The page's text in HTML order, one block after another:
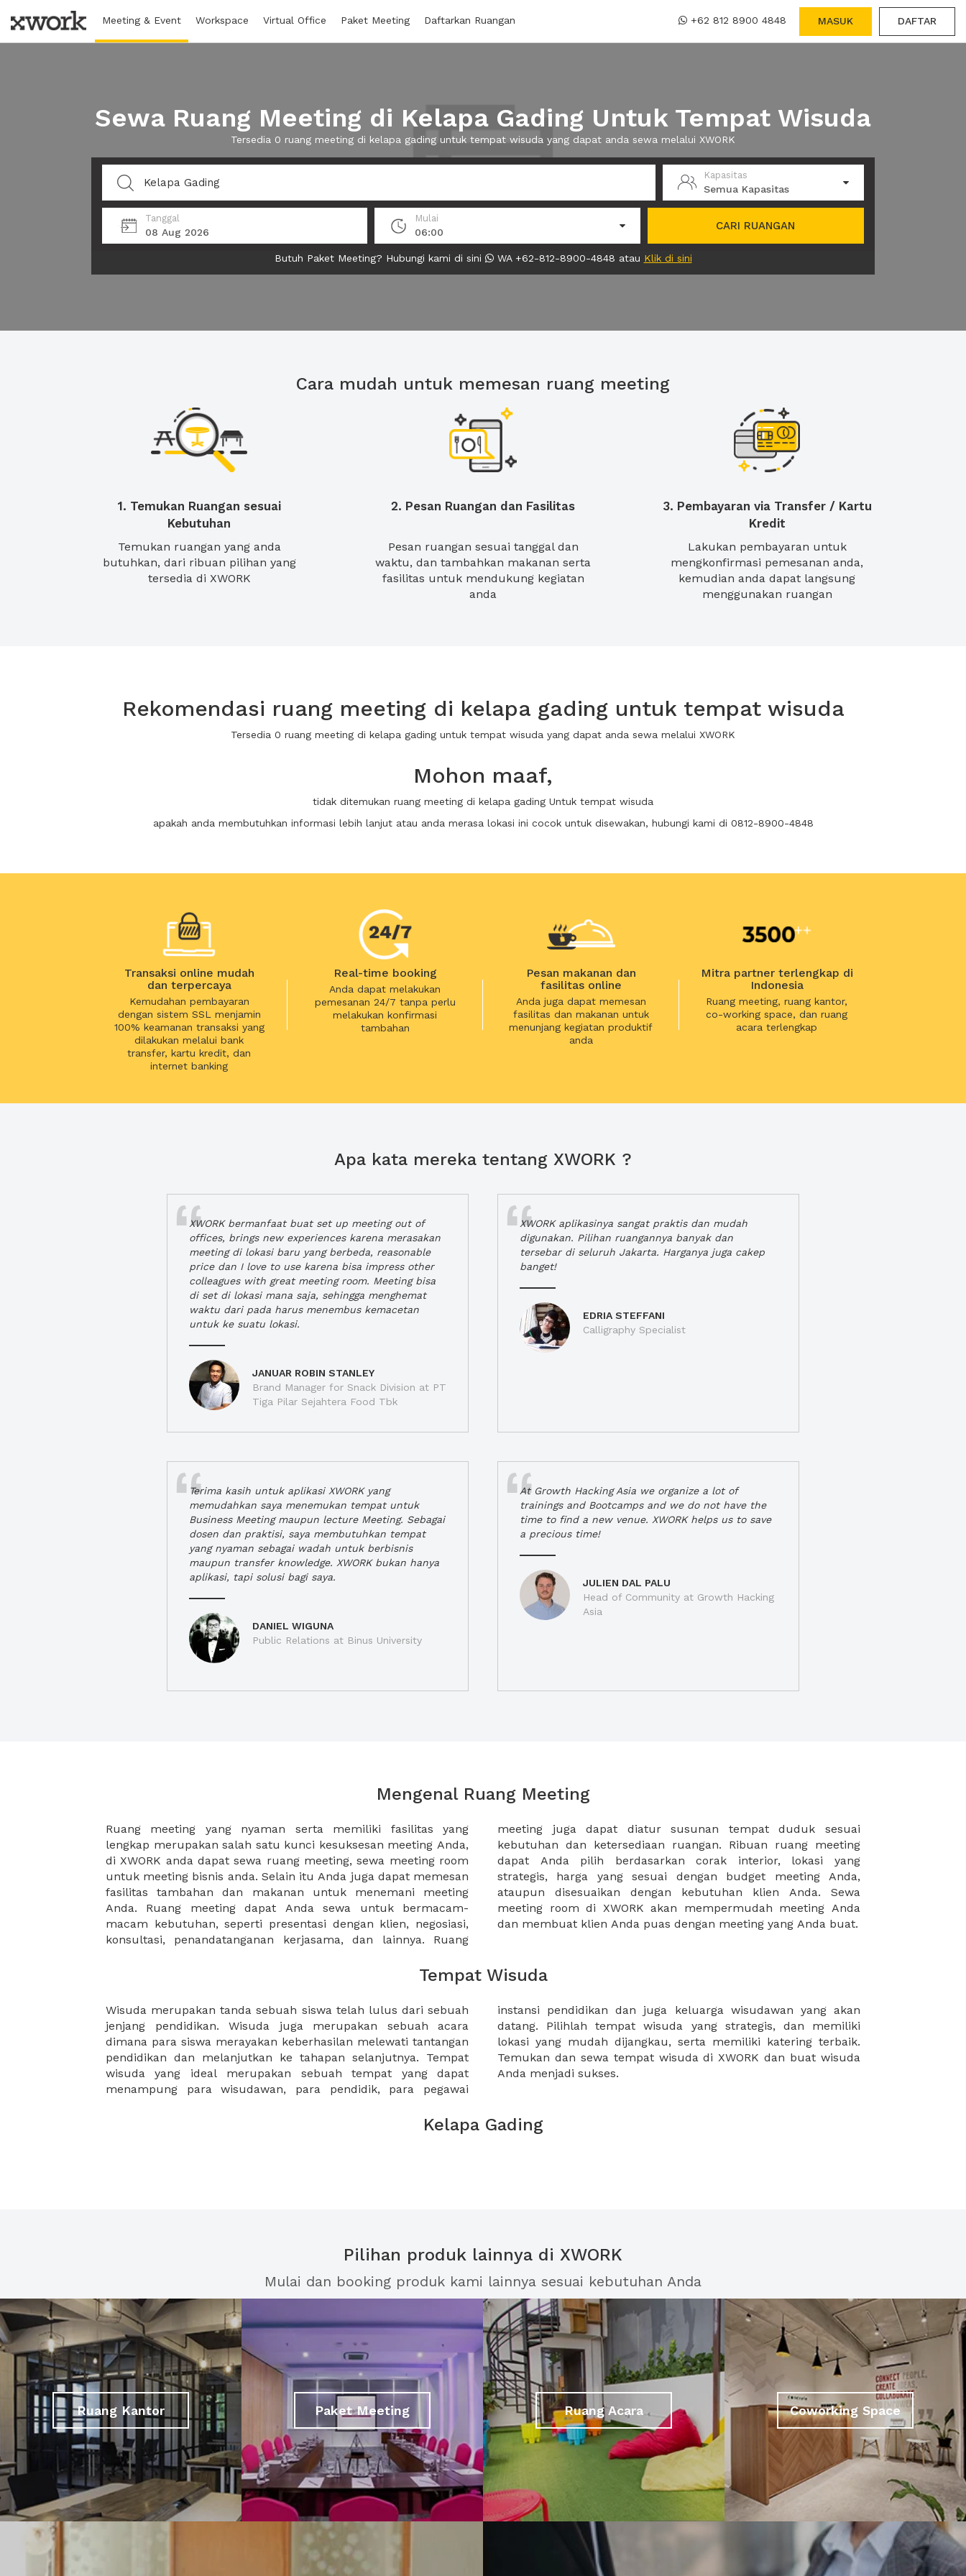
Meeting & Event Workspace Virtual Office Paket Meeting Daftarkan Ruangan +62 812 8900 4848 MASUK DAFTAR
Sewa Ruang Meeting di Kelapa Gading Untuk Tempat Wisuda
Tersedia 0 ruang meeting di kelapa gading untuk tempat wisuda yang dapat anda sewa melalui XWORK
Kapasitas
Semua Kapasitas
Tanggal
08 Aug 2026
Mulai
06:00
CARI RUANGAN
Butuh Paket Meeting? Hubungi kami di sini WA +62-812-8900-4848 atau Klik di sini
Cara mudah untuk memesan ruang meeting
1. Temukan Ruangan sesuai
Kebutuhan
Temukan ruangan yang anda
butuhkan, dari ribuan pilihan yang
tersedia di XWORK
2. Pesan Ruangan dan Fasilitas
Pesan ruangan sesuai tanggal dan
waktu, dan tambahkan makanan serta
fasilitas untuk mendukung kegiatan
anda
3. Pembayaran via Transfer / Kartu
Kredit
Lakukan pembayaran untuk
mengkonfirmasi pemesanan anda,
kemudian anda dapat langsung
menggunakan ruangan
Rekomendasi ruang meeting di kelapa gading untuk tempat wisuda
Tersedia 0 ruang meeting di kelapa gading untuk tempat wisuda yang dapat anda sewa melalui XWORK
Mohon maaf,
tidak ditemukan ruang meeting di kelapa gading Untuk tempat wisuda
apakah anda membutuhkan informasi lebih lanjut atau anda merasa lokasi ini cocok untuk disewakan, hubungi kami di 0812-8900-4848
Transaksi online mudah
dan terpercaya
Kemudahan pembayaran
dengan sistem SSL menjamin
100% keamanan transaksi yang
dilakukan melalui bank
transfer, kartu kredit, dan
internet banking
Real-time booking
Anda dapat melakukan
pemesanan 24/7 tanpa perlu
melakukan konfirmasi
tambahan
Pesan makanan dan
fasilitas online
Anda juga dapat memesan
fasilitas dan makanan untuk
menunjang kegiatan produktif
anda
Mitra partner terlengkap di
Indonesia
Ruang meeting, ruang kantor,
co-working space, dan ruang
acara terlengkap
Apa kata mereka tentang XWORK ?
XWORK bermanfaat buat set up meeting out of
offices, brings new experiences karena merasakan
meeting di lokasi baru yang berbeda, reasonable
price dan I love to use karena bisa impress other
colleagues with great meeting room. Meeting bisa
di set di lokasi mana saja, sehingga menghemat
waktu dari pada harus menembus kemacetan
untuk ke suatu lokasi.
JANUAR ROBIN STANLEY
Brand Manager for Snack Division at PT
Tiga Pilar Sejahtera Food Tbk
XWORK aplikasinya sangat praktis dan mudah
digunakan. Pilihan ruangannya banyak dan
tersebar di seluruh Jakarta. Harganya juga cakep
banget!
EDRIA STEFFANI
Calligraphy Specialist
Terima kasih untuk aplikasi XWORK yang
memudahkan saya menemukan tempat untuk
Business Meeting maupun lecture Meeting. Sebagai
dosen dan praktisi, saya membutuhkan tempat
yang nyaman sebagai wadah untuk berbisnis
maupun transfer knowledge. XWORK bukan hanya
aplikasi, tapi solusi bagi saya.
DANIEL WIGUNA
Public Relations at Binus University
At Growth Hacking Asia we organize a lot of
trainings and Bootcamps and we do not have the
time to find a new venue. XWORK helps us to save
a precious time!
JULIEN DAL PALU
Head of Community at Growth Hacking
Asia
Mengenal Ruang Meeting
Ruang meeting yang nyaman serta memiliki fasilitas yang
lengkap merupakan salah satu kunci kesuksesan meeting Anda,
di XWORK anda dapat sewa ruang meeting, sewa meeting room
untuk meeting bisnis anda. Selain itu Anda juga dapat memesan
fasilitas tambahan dan makanan untuk menemani meeting
Anda. Ruang meeting dapat Anda sewa untuk bermacam-
macam kebutuhan, seperti presentasi dengan klien, negosiasi,
konsultasi, penandatanganan kerjasama, dan lainnya. Ruang
meeting juga dapat diatur susunan tempat duduk sesuai
kebutuhan dan ketersediaan ruangan. Ribuan ruang meeting
dapat Anda pilih berdasarkan corak interior, lokasi yang
strategis, harga yang sesuai dengan budget meeting Anda,
ataupun disesuaikan dengan kebutuhan klien Anda. Sewa
meeting room di XWORK akan mempermudah meeting Anda
dan membuat klien Anda puas dengan meeting yang Anda buat.
Tempat Wisuda
Wisuda merupakan tanda sebuah siswa telah lulus dari sebuah
jenjang pendidikan. Wisuda juga merupakan sebuah acara
dimana para siswa merayakan keberhasilan melewati tantangan
pendidikan dan melanjutkan ke tahapan selanjutnya. Tempat
wisuda yang ideal merupakan sebuah tempat yang dapat
menampung para wisudawan, para pendidik, para pegawai
instansi pendidikan dan juga keluarga wisudawan yang akan
datang. Pilihlah tempat wisuda yang strategis, dan memiliki
lokasi yang mudah dijangkau, serta memiliki katering terbaik.
Temukan dan sewa tempat wisuda di XWORK dan buat wisuda
Anda menjadi sukses.
Kelapa Gading
Pilihan produk lainnya di XWORK
Mulai dan booking produk kami lainnya sesuai kebutuhan Anda
Ruang Kantor Paket Meeting Ruang Acara Coworking Space